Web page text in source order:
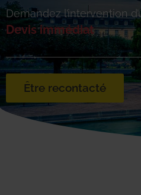
Demandez l’intervention
Devis immédiat
Être recontacté